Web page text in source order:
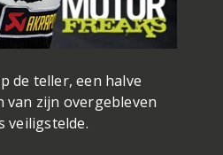
de teller, een halve
van zijn overgebleven
veiligstelde.